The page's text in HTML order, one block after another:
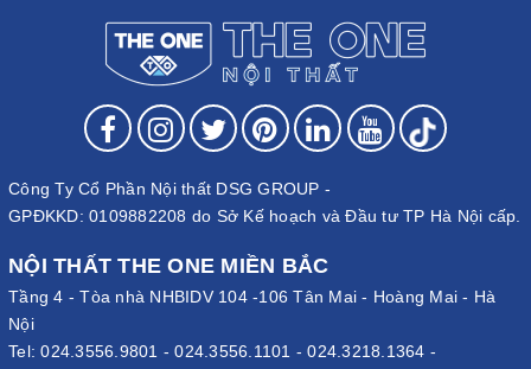
Công Ty Cổ Phần Nội thất DSG GROUP -
GPĐKKD: 0109882208 do Sở Kế hoạch và Đầu tư TP Hà Nội cấp.
NỘI THẤT THE ONE MIỀN BẮC
Tầng 4 - Tòa nhà NHBIDV 104 -106 Tân Mai - Hoàng Mai - Hà
Nội
Tel:024.3556.9801 -024.3556.1101 -024.3218.1364 -